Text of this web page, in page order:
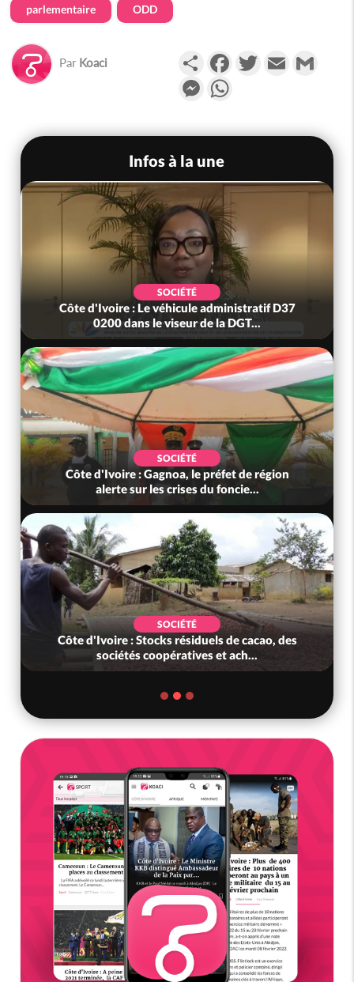
parlementaire ODD
Par Koaci PartagerFacebookTwitterEmail
Messenger
Infos à la une
SOCIÉTÉ
Côte d'Ivoire : Le véhicule administratif D37
0200 dans le viseur de la DGT...
SOCIÉTÉ
Côte d'Ivoire : Gagnoa, le préfet de région
alerte sur les crises du foncie...
SOCIÉTÉ
Côte d'Ivoire : Stocks résiduels de cacao, des
sociétés coopératives et ach...